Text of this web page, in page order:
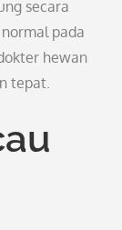
secara
pada
hewan
tepat.